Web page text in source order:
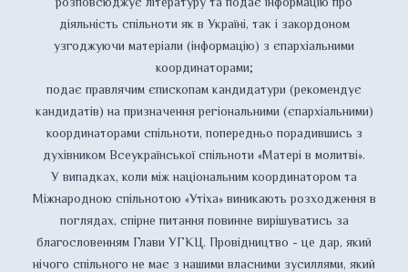
діяльність спільноти як в Україні, так і закордоном
узгоджуючи матеріали (інформацію) з єпархіальними
координаторами;
подає правлячим єпископам кандидатури (рекомендує
кандидатів) на призначення регіональними (єпархіальними)
координаторами спільноти, попередньо порадившись з
духівником Всеукраїнської спільноти «Матері в молитві».
У випадках, коли між національним координатором та
Міжнародною спільнотою «Утіха» виникають розходження в
поглядах, спірне питання повинне вирішуватись за
благословенням Глави УГКЦ. Провідництво - це дар, який
нічого спільного не має з нашими власними зусиллями, який